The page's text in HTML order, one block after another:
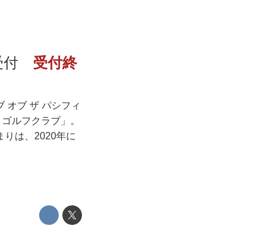
付 受付終
オブ ザ パシフィ
ルフクラブ」。
りは、2020年に